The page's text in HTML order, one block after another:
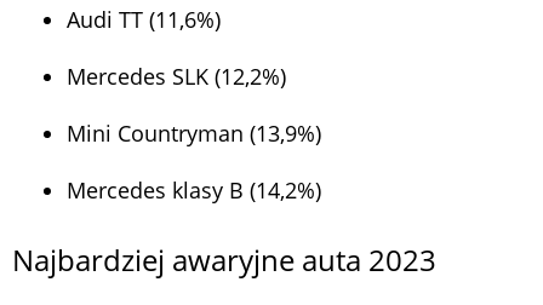
Audi TT (11,6%)
Mercedes SLK (12,2%)
Mini Countryman (13,9%)
Mercedes klasy B (14,2%)
Najbardziej awaryjne auta 2023